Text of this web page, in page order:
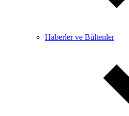
Haberler ve Bültenler